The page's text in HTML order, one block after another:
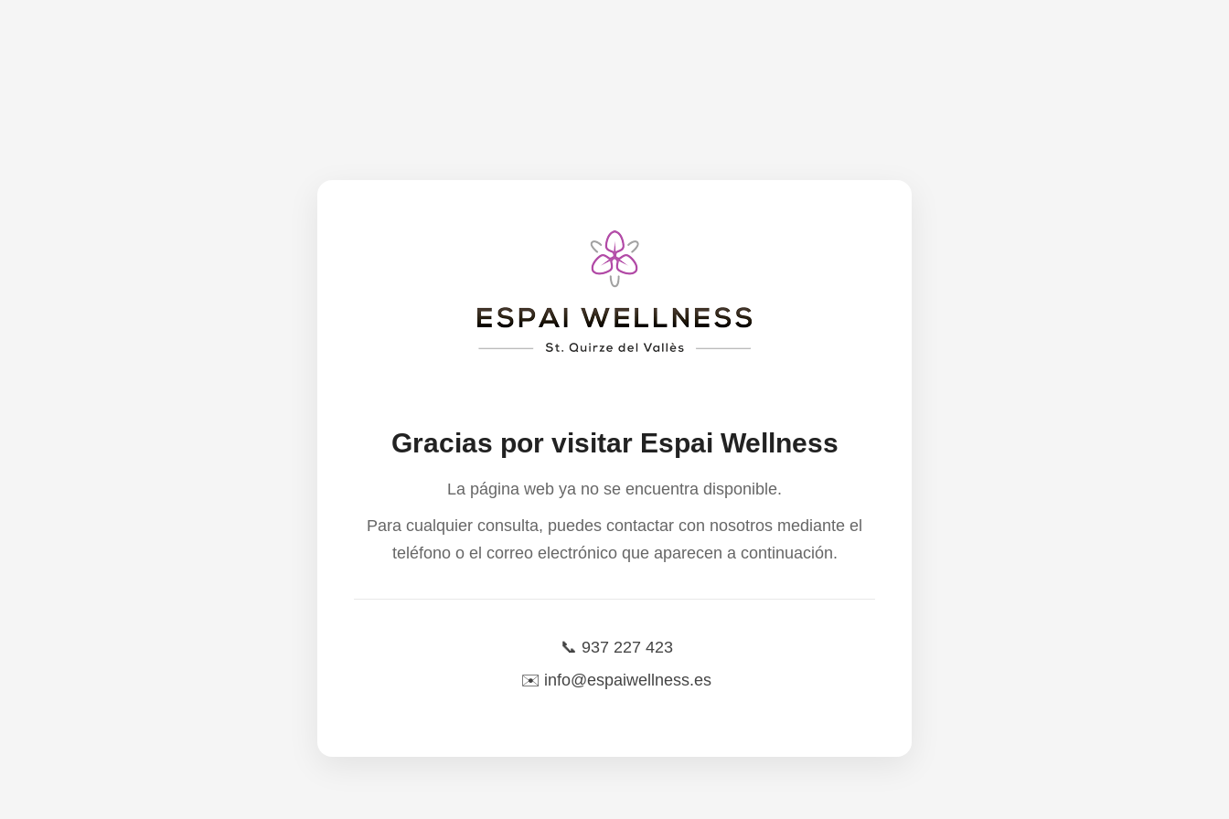
Gracias por visitar Espai Wellness
La página web ya no se encuentra disponible.
Para cualquier consulta, puedes contactar con nosotros mediante el
teléfono o el correo electrónico que aparecen a continuación.
📞 937 227 423
✉️ info@espaiwellness.es